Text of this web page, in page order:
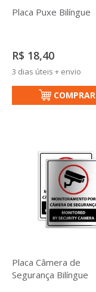
Placa Puxe Bilíngue
R$ 18,40
3 dias úteis + envio
COMPRAR
Placa Câmera de
Segurança Bilíngue